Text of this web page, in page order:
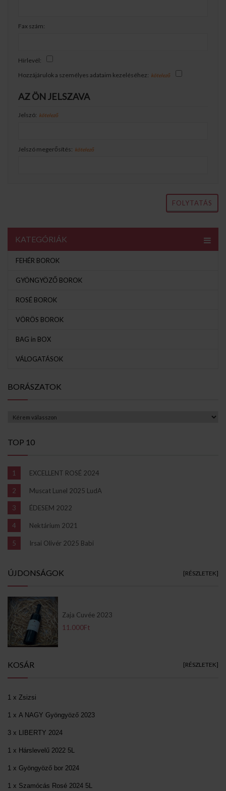
Fax szám:
Hírlevél:
Hozzájárulok a személyes adataim kezeléséhez: kötelező
AZ ÖN JELSZAVA
Jelszó: kötelező
Jelszó megerősítés: kötelező
FOLYTATÁS
KATEGÓRIÁK
FEHÉR BOROK
GYÖNGYÖZŐ BOROK
ROSÉ BOROK
VÖRÖS BOROK
BAG in BOX
VÁLOGATÁSOK
BORÁSZATOK
TOP 10
EXCELLENT ROSÉ 2024
Muscat Lunel 2025 LudA
ÉDESEM 2022
Nektárium 2021
Irsai Olivér 2025 Babi
ÚJDONSÁGOK [RÉSZLETEK]
Zaja Cuvée 2023
11.000Ft
KOSÁR [RÉSZLETEK]
1 x Zsizsi
1 x A NAGY Gyöngyöző 2023
3 x LIBERTY 2024
1 x Hárslevelű 2022 5L
1 x Gyöngyöző bor 2024
1 x Szamócás Rosé 2024 5L